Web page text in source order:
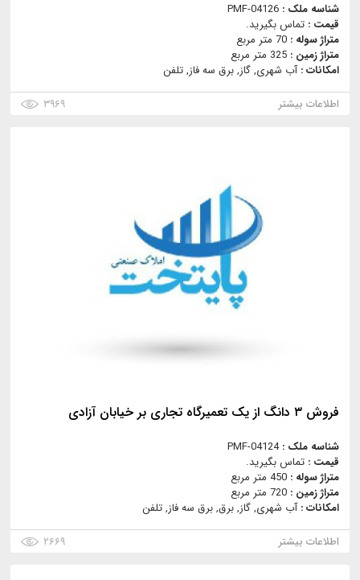
شناسه ملک : PMF-04126
قیمت : تماس بگیرید.
متراژ سوله : 70 متر مربع
متراژ زمین : 325 متر مربع
امکانات :آب شهری, گاز, برق سه فاز, تلفن
اطلاعات بیشتر
۳۹۶۹
فروش ۳ دانگ از یک تعمیرگاه تجاری بر خیابان آزادی
شناسه ملک :PMF-04124
قیمت : تماس بگیرید.
متراژ سوله : 450 متر مربع
متراژ زمین : 720 متر مربع
امکانات :آب شهری, گاز, برق, برق سه فاز, تلفن
اطلاعات بیشتر
۲۶۶۹